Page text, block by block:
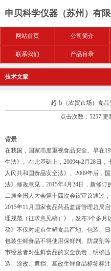
申贝科学仪器（苏州）有限
网站首页 公司简介
联系我们 产品目录
技术文章
超市（农贸市场）食
点击次数：5257 更
背景
在我国，国家高度重视食品安全。早在
生法》。在此基础上，2009年2月28日
人民共和国食品安全法》。2009年后，
法》修改意见，2015年4月24日，新修
二届全国人大会第十四次会议审议通过，
2015年11月国家食品药品监督管理总局
理规范（征求意见稿）》，发布3个多
稿》不仅对超市生鲜食品产地、包装、
包装生鲜食品不得使用保鲜剂、防腐剂
市经营者对生鲜食品的安全负责，明确
造、涂改、遮挡、篡改生鲜食品标签标